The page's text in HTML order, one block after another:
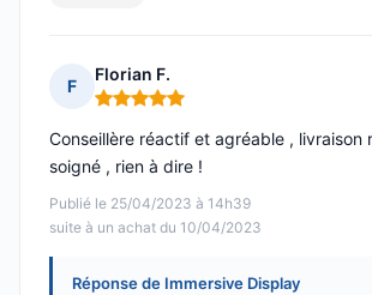
F
Florian F.
Note : 5 sur 5
Publié le 25/04/2023 à 14h39
suite à un achat du 10/04/2023
Conseillère réactif et agréable , livraison
soigné , rien à dire !
Réponse de Immersive Display